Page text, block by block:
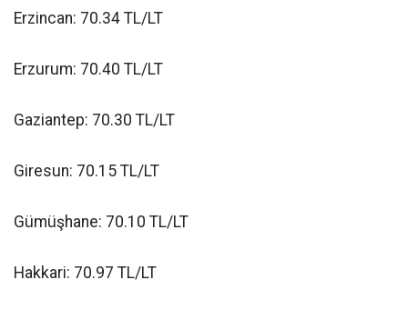
Erzincan: 70.34 TL/LT
Erzurum: 70.40 TL/LT
Gaziantep: 70.30 TL/LT
Giresun: 70.15 TL/LT
Gümüşhane: 70.10 TL/LT
Hakkari: 70.97 TL/LT